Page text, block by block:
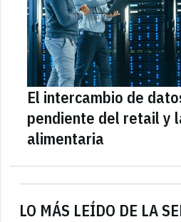
LO MÁS LEÍDO DE LA
El intercambio de
pendiente del retail y
alimentaria